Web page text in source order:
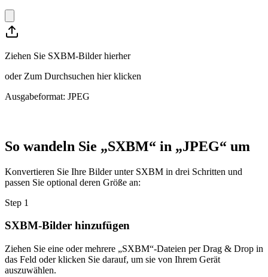
Ziehen Sie SXBM-Bilder hierher
oder Zum Durchsuchen hier klicken
Ausgabeformat: JPEG
So wandeln Sie „SXBM“ in „JPEG“ um
Konvertieren Sie Ihre Bilder unter SXBM in drei Schritten und
passen Sie optional deren Größe an:
Step 1
SXBM-Bilder hinzufügen
Ziehen Sie eine oder mehrere „SXBM“-Dateien per Drag & Drop in
das Feld oder klicken Sie darauf, um sie von Ihrem Gerät
auszuwählen.